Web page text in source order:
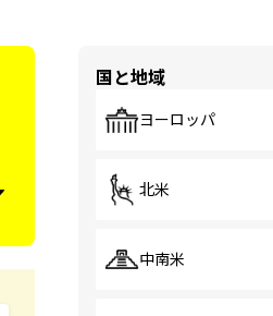
国と地域
ヨーロッパ
北米
中南米